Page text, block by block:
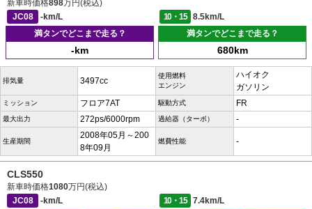
新車時価格898万円(税込)
JC08
-km/L 10・15
8.5km/L
満タンでどこまで走る？
-km
満タンでどこまで走る？
680km
排気量 3497cc
使用燃料
エンジン
ハイオク
ガソリン
ミッション フロア7AT 駆動方式 FR
最大出力 272ps/6000rpm 過給器（ターボ） -
生産期間
2008年05月～200
8年09月
燃費性能 -
CLS550
新車時価格1080万円(税込)
JC08
-km/L 10・15
7.4km/L